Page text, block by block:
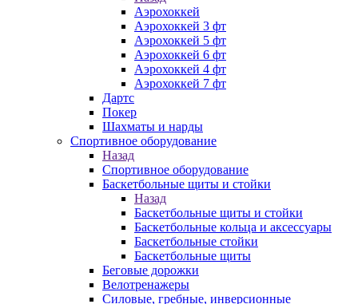
Аэрохоккей
Аэрохоккей 3 фт
Аэрохоккей 5 фт
Аэрохоккей 6 фт
Аэрохоккей 4 фт
Аэрохоккей 7 фт
Дартс
Покер
Шахматы и нарды
Спортивное оборудование
Назад
Спортивное оборудование
Баскетбольные щиты и стойки
Назад
Баскетбольные щиты и стойки
Баскетбольные кольца и аксессуары
Баскетбольные стойки
Баскетбольные щиты
Беговые дорожки
Велотренажеры
Силовые, гребные, инверсионные